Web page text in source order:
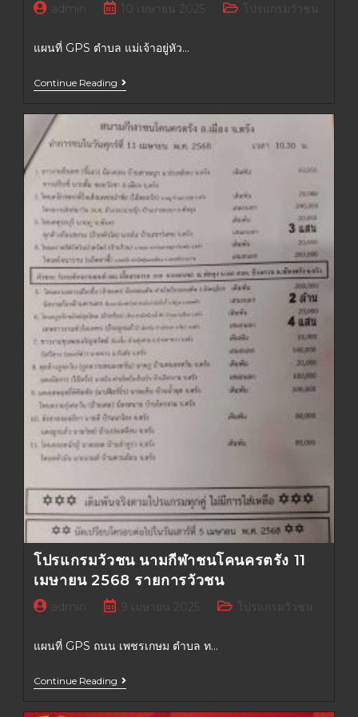
admin
แผนที่ GPS ตำบล แม่เจ้าอยู่หัว…
Continue Reading
โปรแกรมวัวชน นามกีฬาชนโคนครตรัง 11
เมษายน 2568 รายการวัวชน
admin
แผนที่ GPS ถนน เพชรเกษม ตำบล ท…
Continue Reading